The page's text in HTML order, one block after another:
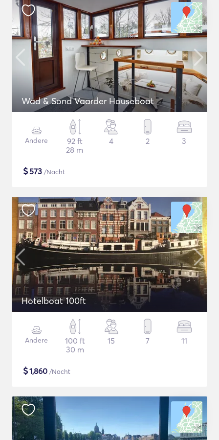
Wad & Sond Vaarder Houseboat
Andere
92 ft
28 m
4 2 3
$573 /Nacht
Hotelboat 100ft
Andere
100 ft
30 m
15 7 11
$1,860 /Nacht